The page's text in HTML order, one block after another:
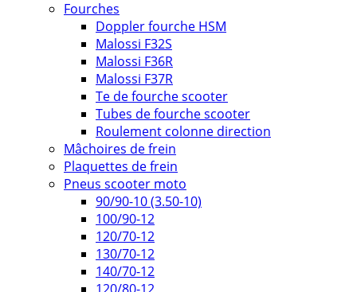
Fourches
Doppler fourche HSM
Malossi F32S
Malossi F36R
Malossi F37R
Te de fourche scooter
Tubes de fourche scooter
Roulement colonne direction
Mâchoires de frein
Plaquettes de frein
Pneus scooter moto
90/90-10 (3.50-10)
100/90-12
120/70-12
130/70-12
140/70-12